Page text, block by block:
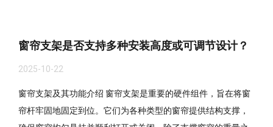
窗帘支架是否支持多种安装高度或可调节设计？
2025-10-22
窗帘支架及其功能介绍 窗帘支架是重要的硬件组件，旨在将窗
帘杆牢固地固定到位。它们为各种类型的窗帘提供结构支撑，